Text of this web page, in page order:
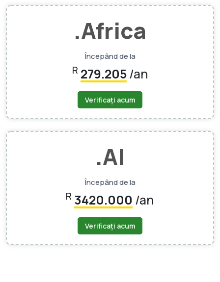
.Africa
Începând de la
R 279.205/an
Verificați acum
.AI
Începând de la
R 3420.000 /an
Verificați acum